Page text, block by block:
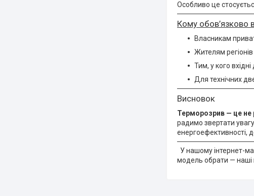
Особливо це
Кому обов’язково
Власникам
Жителям
Тим, у кого
Для технічних
Висновок
Терморозрив — це не
радимо звертати
енергоефективності,
У нашому інтернет-
модель обрати — наші